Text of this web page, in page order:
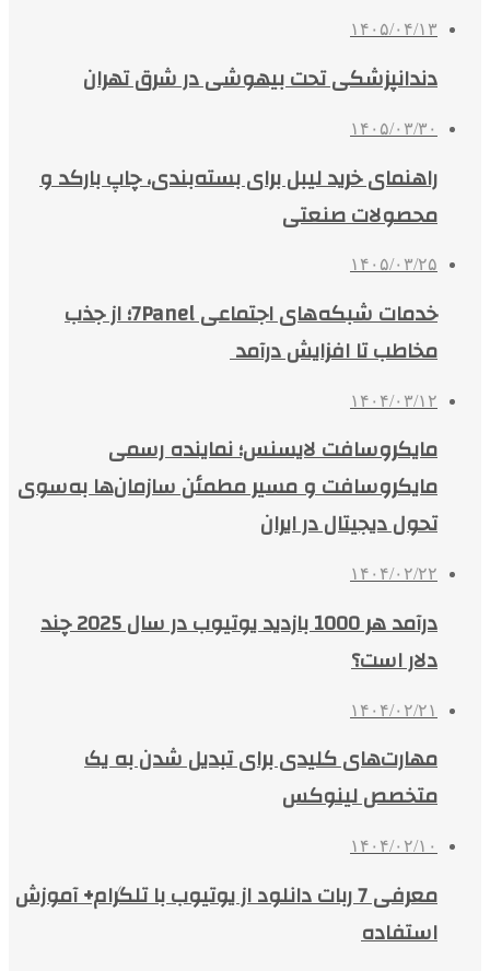
۱۴۰۵/۰۴/۱۳
دندانپزشکی تحت بیهوشی در شرق تهران
۱۴۰۵/۰۳/۳۰
راهنمای خرید لیبل برای بسته‌بندی، چاپ بارکد و
محصولات صنعتی
۱۴۰۵/۰۳/۲۵
خدمات شبکه‌های اجتماعی 7Panel؛ از جذب
مخاطب تا افزایش درآمد
۱۴۰۴/۰۳/۱۲
مایکروسافت لایسنس؛ نماینده رسمی
مایکروسافت و مسیر مطمئن سازمان‌ها به‌سوی
تحول دیجیتال در ایران
۱۴۰۴/۰۲/۲۲
درآمد هر 1000 بازدید یوتیوب در سال 2025 چند
دلار است؟
۱۴۰۴/۰۲/۲۱
مهارت‌های کلیدی برای تبدیل شدن به یک
متخصص لینوکس
۱۴۰۴/۰۲/۱۰
معرفی 7 ربات دانلود از یوتیوب با تلگرام+ آموزش
استفاده